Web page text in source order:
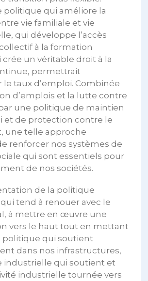
politique qui améliore la
vie familiale et vie
qui développe l’accès
à la formation
un véritable droit à la
permettrait
le taux d’emploi. Combinée
d’emplois et la lutte contre
une politique de maintien
et de protection contre le
une telle approche
renforcer nos systèmes de
qui sont essentiels pour
de nos sociétés.
de la politique
tend à renouer avec le
à mettre en œuvre une
vers le haut tout en mettant
politique qui soutient
dans nos infrastructures,
industrielle qui soutient et
industrielle tournée vers